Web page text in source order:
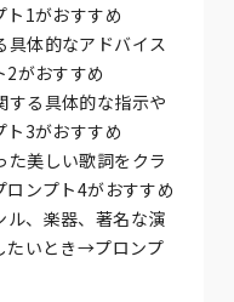
1がおすすめ
具体的なアドバイス
がおすすめ
する具体的な指示や
3がおすすめ
た美しい歌詞をクラ
ンプト4がおすすめ
ル、楽器、著名な演
たいとき→プロンプ